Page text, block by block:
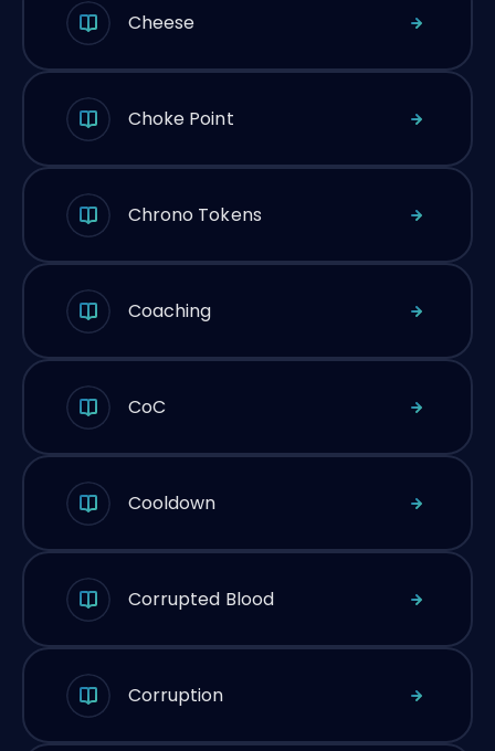
Cheese
Choke Point
Chrono Tokens
Coaching
CoC
Cooldown
Corrupted Blood
Corruption